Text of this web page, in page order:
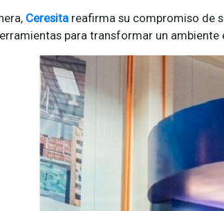
Ceresita reafirma su compromiso de
para transformar un ambiente